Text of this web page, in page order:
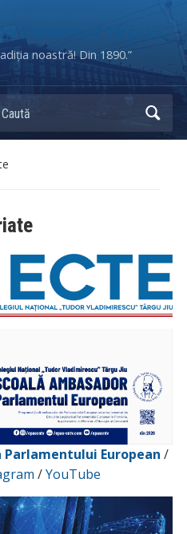
noastră! Din 1890.”
Caută
Parlamentului European /
/YouTube